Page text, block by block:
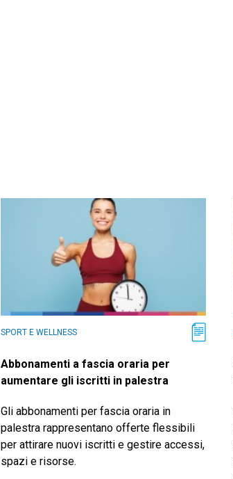
SPORT E WELLNESS
Abbonamenti a fascia oraria per
aumentare gli iscritti in palestra
Gli abbonamenti per fascia oraria in
palestra rappresentano offerte flessibili
per attirare nuovi iscritti e gestire accessi,
spazi e risorse.